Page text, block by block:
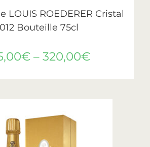
LOUIS ROEDERER Cristal
Bouteille 75cl
€ – 320,00€